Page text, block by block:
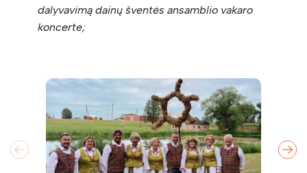
dalyvavimą dainų šventės ansamblio vakaro
koncerte;